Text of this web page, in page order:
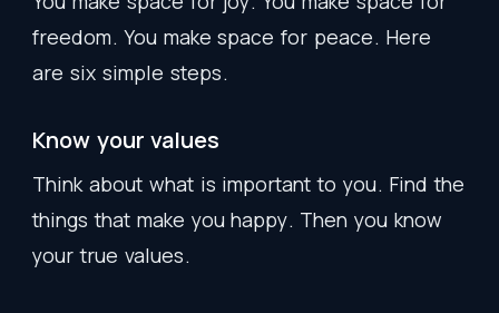
freedom. You make space for peace. Here
are six simple steps.
Know your values
Think about what is important to you. Find the
things that make you happy. Then you know
your true values.